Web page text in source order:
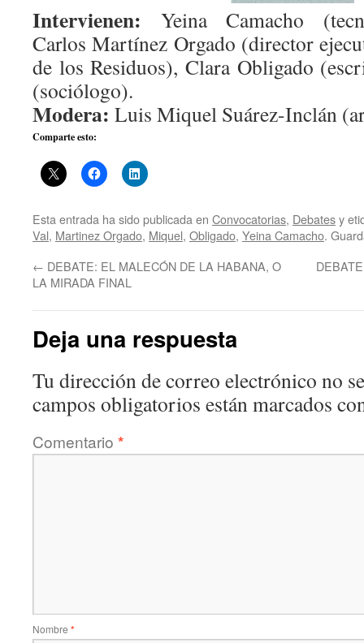
Intervienen: Yeina Camacho
Carlos Martínez Orgado (director
de los Residuos), Clara Obligado
(sociólogo).
Modera: Luis Miquel Suárez-Inclán
Comparte esto:
Esta entrada ha sido publicada en Convocatorias, Debatesy
Val, Martinez Orgado, Miquel, Obligado, Yeina Camacho.
← DEBATE: EL MALECÓN DE LA HABANA, O
LA MIRADA FINAL
Deja una respuesta
Tu dirección de correo electrónico no
campos obligatorios están marcados
Comentario *
Nombre *